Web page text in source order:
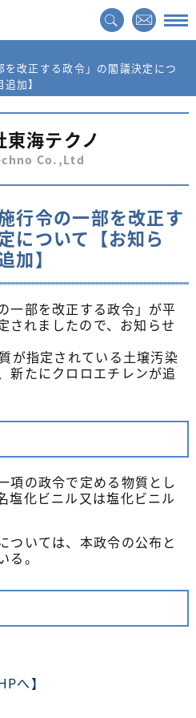
を改正する政令」の閣議決定につ
加】
東海テクノ
Co.,Ltd
行令の一部を改正す
について【お知ら
】
一部を改正する政令」が平
されましたので、お知らせ
が指定されている土壌汚染
新たにクロロエチレンが追
項の政令で定める物質とし
塩化ビニル又は塩化ビニル
いては、本政令の公布と
。
へ】